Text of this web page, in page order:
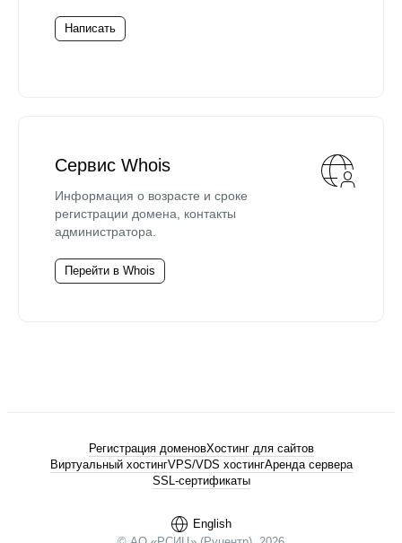
Написать
Сервис Whois
Информация о возрасте и сроке
регистрации домена, контакты
администратора.
Перейти в Whois
English
Регистрация доменовХостинг для сайтов
Виртуальный хостингVPS/VDS хостингАренда сервера
SSL-сертификаты